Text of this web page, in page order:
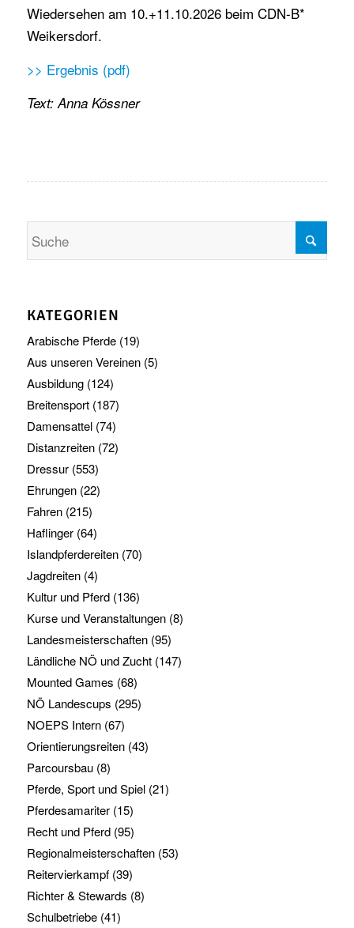
Wiedersehen am 10.+11.10.2026 beim CDN-B*
Weikersdorf.
>> Ergebnis (pdf)
Text: Anna Kössner
KATEGORIEN
Arabische Pferde(19)
Aus unseren Vereinen(5)
Ausbildung(124)
Breitensport(187)
Damensattel(74)
Distanzreiten(72)
Dressur(553)
Ehrungen(22)
Fahren(215)
Haflinger(64)
Islandpferdereiten(70)
Jagdreiten(4)
Kultur und Pferd(136)
Kurse und Veranstaltungen(8)
Landesmeisterschaften(95)
Ländliche NÖ und Zucht(147)
Mounted Games (68)
NÖ Landescups (295)
NOEPS Intern(67)
Orientierungsreiten(43)
Parcoursbau(8)
Pferde, Sport und Spiel(21)
Pferdesamariter(15)
Recht und Pferd(95)
Regionalmeisterschaften(53)
Reitervierkampf(39)
Richter & Stewards (8)
Schulbetriebe(41)